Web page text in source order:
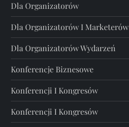
Dla Organizatorów
Dla Organizatorów I Marketerów
Dla Organizatorów Wydarzeń
Konferencje Biznesowe
Konferencji I Kongresów
Konferencji I Kongresów